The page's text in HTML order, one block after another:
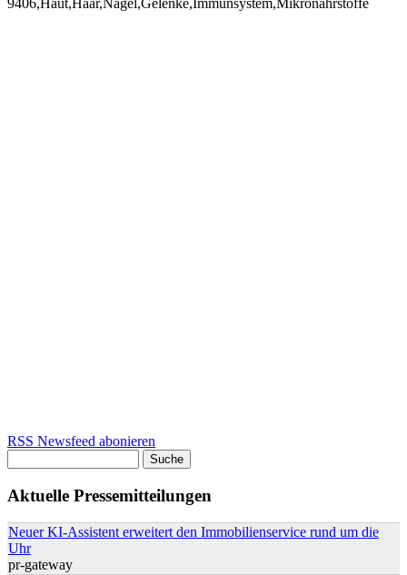
9406,Haut,Haar,Nägel,Gelenke,Immunsystem,Mikronährstoffe
RSS Newsfeed abonieren
Aktuelle Pressemitteilungen
Neuer KI-Assistent erweitert den Immobilienservice rund um die
Uhr
pr-gateway